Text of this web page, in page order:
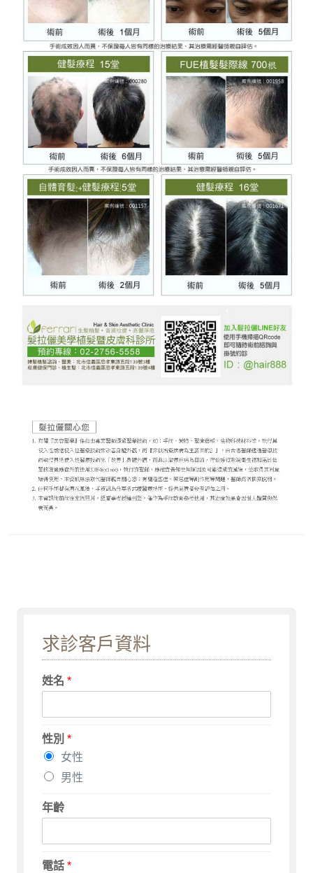
求診客戶資料
姓名*
性別*
女性
男性
年齡
電話*